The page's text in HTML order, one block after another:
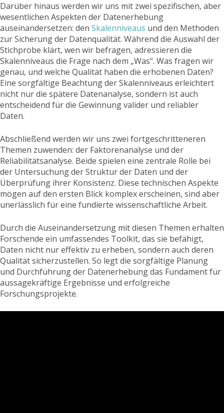
Darüber hinaus werden wir uns mit zwei spezifischen, aber
wesentlichen Aspekten der Datenerhebung
auseinandersetzen: den Skalenniveaus und den Methoden
zur Sicherung der Datenqualität. Während die Auswahl der
Stichprobe klärt, wen wir befragen, adressieren die
Skalenniveaus die Frage nach dem „Was“. Was fragen wir
genau, und welche Qualität haben die erhobenen Daten?
Eine sorgfältige Beachtung der Skalenniveaus erleichtert
nicht nur die spätere Datenanalyse, sondern ist auch
entscheidend für die Gewinnung valider und reliabler
Daten.
Abschließend werden wir uns zwei fortgeschritteneren
Themen zuwenden: der Faktorenanalyse und der
Reliabilitätsanalyse. Beide spielen eine zentrale Rolle bei
der Untersuchung der Struktur der Daten und der
Überprüfung ihrer Konsistenz. Diese technischen Aspekte
mögen auf den ersten Blick komplex erscheinen, sind aber
unerlässlich für eine fundierte wissenschaftliche Arbeit.
Durch die Auseinandersetzung mit diesen Themen erhalten
Forschende ein umfassendes Toolkit, das sie befähigt,
Daten nicht nur effektiv zu erheben, sondern auch deren
Qualität sicherzustellen. So legt die sorgfältige Planung
und Durchführung der Datenerhebung das Fundament für
aussagekräftige Ergebnisse und erfolgreiche
Forschungsprojekte.